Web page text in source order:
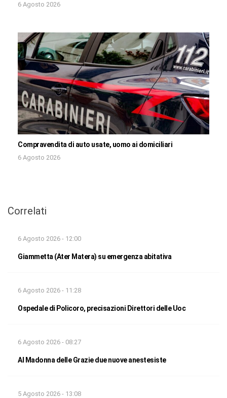
6 Agosto 2026
Compravendita di auto usate, uomo ai domiciliari
6 Agosto 2026
Correlati
6 Agosto 2026 - 12:00
Giammetta (Ater Matera) su emergenza abitativa
6 Agosto 2026 - 11:28
Ospedale di Policoro, precisazioni Direttori delle Uoc
6 Agosto 2026 - 08:27
Al Madonna delle Grazie due nuove anestesiste
5 Agosto 2026 - 13:08